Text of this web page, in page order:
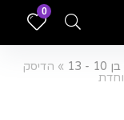
0
13
» הדיסק